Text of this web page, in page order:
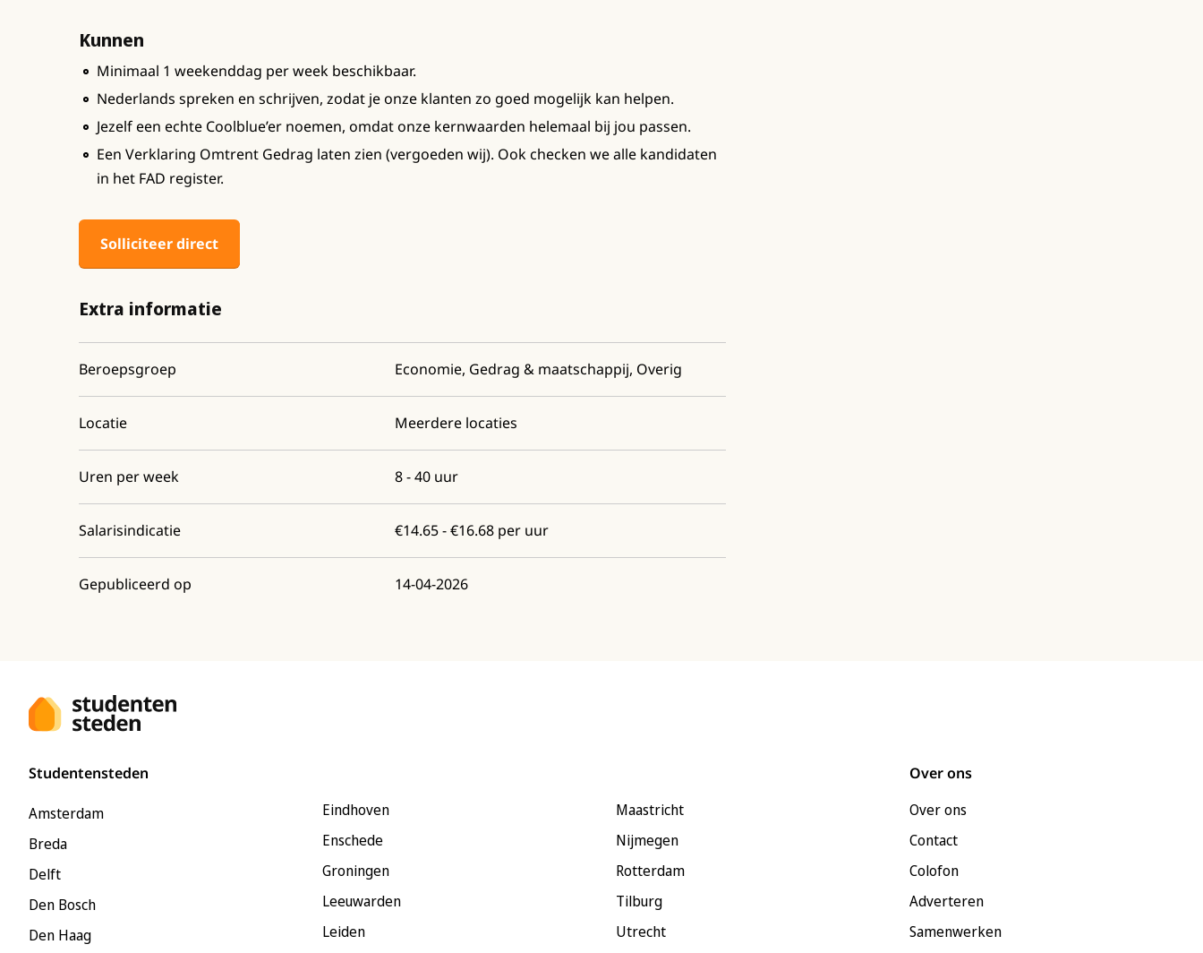
Kunnen
Minimaal 1 weekenddag per week beschikbaar.
Nederlands spreken en schrijven, zodat je onze klanten zo goed mogelijk kan helpen.
Jezelf een echte Coolblue’er noemen, omdat onze kernwaarden helemaal bij jou passen.
Een Verklaring Omtrent Gedrag laten zien (vergoeden wij). Ook checken we alle kandidaten
in het FAD register.
Solliciteer direct
Extra informatie
Beroepsgroep Economie, Gedrag & maatschappij, Overig
Locatie Meerdere locaties
Uren per week 8 - 40 uur
Salarisindicatie €14.65 - €16.68 per uur
Gepubliceerd op 14-04-2026
Studentensteden
Amsterdam
Breda
Delft
Den Bosch
Den Haag
Eindhoven
Enschede
Groningen
Leeuwarden
Leiden
Maastricht
Nijmegen
Rotterdam
Tilburg
Utrecht
Over ons
Over ons
Contact
Colofon
Adverteren
Samenwerken